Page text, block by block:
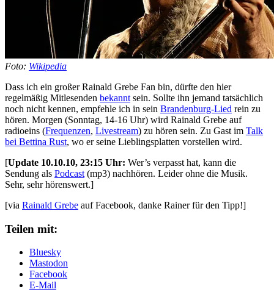
Foto: Wikipedia
Dass ich ein großer Rainald Grebe Fan bin, dürfte den hier
regelmäßig Mitlesenden bekannt sein. Sollte ihn jemand tatsächlich
noch nicht kennen, empfehle ich in sein Brandenburg-Lied rein zu
hören. Morgen (Sonntag, 14-16 Uhr) wird Rainald Grebe auf
radioeins (Frequenzen, Livestream) zu hören sein. Zu Gast im Talk
bei Bettina Rust, wo er seine Lieblingsplatten vorstellen wird.
[Update 10.10.10, 23:15 Uhr: Wer’s verpasst hat, kann die
Sendung als Podcast (mp3) nachhören. Leider ohne die Musik.
Sehr, sehr hörenswert.]
[via Rainald Grebe auf Facebook, danke Rainer für den Tipp!]
Teilen mit:
Bluesky
Mastodon
Facebook
E-Mail